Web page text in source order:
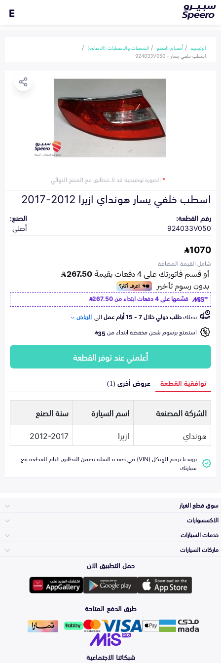
E
الرئيسية أقسام القطع
الشمعات والاصطبات (الاضاءة)
اسطب خلفي يسار - 924033V050
*الصورة توضيحية قد لا تتطابق مع المنتج النهائي
اسطب خلفي يسار هونداي ازيرا 2012-2017
رقم القطعة:
924033V050
الصنع:
أصلي
1070
شامل القيمة المضافة
قسّمها على 4 دفعات ابتداء من
267.50
تصلكطلب دولي خلال 7 - 15 أيام عمل الى الرياض
استمتع برسوم شحن مخفضة ابتداء من35
أعلمني عند توفر القطعة
توافقية القطعة عروض أخرى (1)
الشركة المصنعة اسم السيارة
سنة الصنع
هونداي
ازيرا 2012-2017
تزويدنا برقم الهيكل (VIN) في صفحة السلة يضمن التطابق التام للقطعة مع
سيارتك
سوق قطع الغيار
المكائن، القيرات
وملحقاتها
الشمعات
والاصطبات (الاضاءة)
الفرامل والأقمشة
الاكسسوارات
لوازم الرحلات
اكسسوارات العناية
خدمات السيارات
الأكثر مبيعاً
التلميع والعناية
ماركات السيارات
تويوتا
هيونداي
كيا
حمل التطبيق الان
طرق الدفع المتاحة
شبكاتنا الاجتماعية